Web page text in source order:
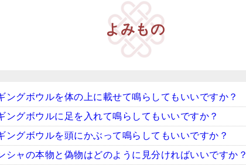
よみもの
ングボウルを体の上に載せて鳴らしてもいいですか？
ングボウルに足を入れて鳴らしてもいいですか？
ングボウルを頭にかぶって鳴らしてもいいですか？
シャの本物と偽物はどのように見分ければいいですか？